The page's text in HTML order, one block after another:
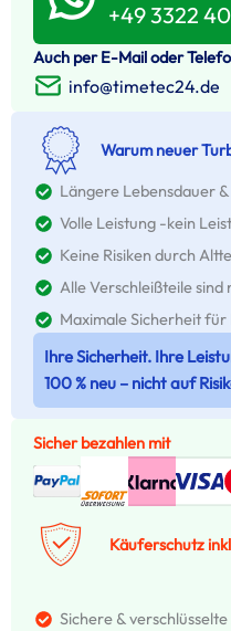
+49 3322
Auch per E-Mail oder
info@timetec24.de
Warum neuer
Längere Lebensdauer
Volle Leistung -kein
Keine Risiken durch
Alle Verschleißteile sind
Maximale Sicherheit
Ihre Sicherheit. Ihre
100 % neu – nicht auf
Sicher bezahlen mit
Käuferschutz
Sichere &